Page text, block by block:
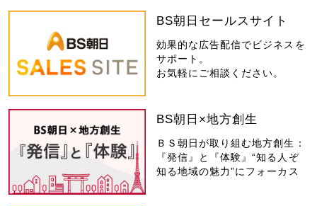
BS朝日セールスサイト
効果的な広告配信でビジネスを
サポート。
お気軽にご相談ください。
BS朝日×地方創生
ＢＳ朝日が取り組む地方創生：
『発信』と『体験』“知る人ぞ
知る地域の魅力”にフォーカス